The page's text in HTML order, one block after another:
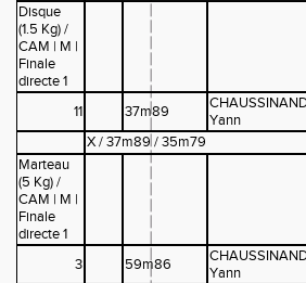
Disque
(1.5 Kg) /
CAM | M |
Finale
directe 1
11
37m89
Yann
X / 37m89 / 35m79
Marteau
(5 Kg) /
CAM | M |
Finale
directe 1
3
59m86
Yann